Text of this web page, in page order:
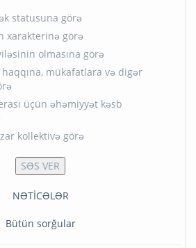
statusuna görə
xarakterinə görə
olmasına görə
haqqına, mükafatlara və digər
üçün əhəmiyyət kəsb
kollektivə görə
NƏTİCƏLƏR
Bütün sorğular